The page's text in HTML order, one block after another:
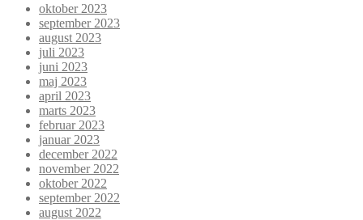
oktober 2023
september 2023
august 2023
juli 2023
juni 2023
maj 2023
april 2023
marts 2023
februar 2023
januar 2023
december 2022
november 2022
oktober 2022
september 2022
august 2022